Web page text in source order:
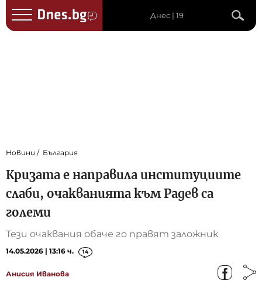
Днес | 19
Новини България
Кризата е направила институциите
слаби, очакванията към Радев са
големи
Тези очаквания обаче го правят заложник
14.05.2026 | 13:16 ч. 14
Анисия Иванова